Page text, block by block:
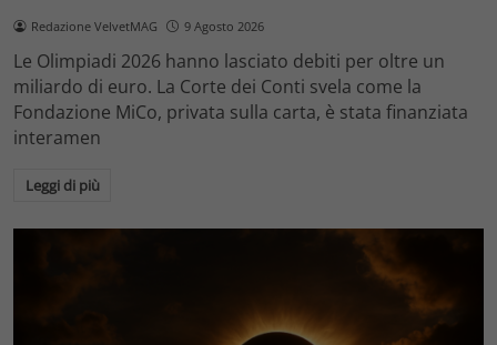
Redazione VelvetMAG 9 Agosto 2026
Le Olimpiadi 2026 hanno lasciato debiti per oltre un
miliardo di euro. La Corte dei Conti svela come la
Fondazione MiCo, privata sulla carta, è stata finanziata
interamen
Leggi di più